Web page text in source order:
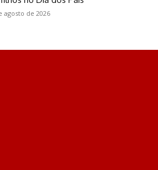
agosto de 2026